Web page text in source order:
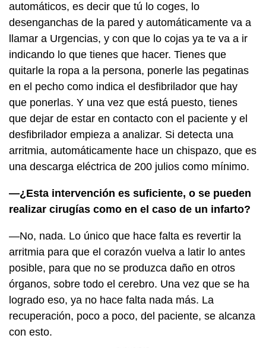
automáticos, es decir que tú lo coges, lo
desenganchas de la pared y automáticamente va a
llamar a Urgencias, y con que lo cojas ya te va a ir
indicando lo que tienes que hacer. Tienes que
quitarle la ropa a la persona, ponerle las pegatinas
en el pecho como indica el desfibrilador que hay
que ponerlas. Y una vez que está puesto, tienes
que dejar de estar en contacto con el paciente y el
desfibrilador empieza a analizar. Si detecta una
arritmia, automáticamente hace un chispazo, que es
una descarga eléctrica de 200 julios como mínimo.
—¿Esta intervención es suficiente, o se pueden
realizar cirugías como en el caso de un infarto?
—No, nada. Lo único que hace falta es revertir la
arritmia para que el corazón vuelva a latir lo antes
posible, para que no se produzca daño en otros
órganos, sobre todo el cerebro. Una vez que se ha
logrado eso, ya no hace falta nada más. La
recuperación, poco a poco, del paciente, se alcanza
con esto.